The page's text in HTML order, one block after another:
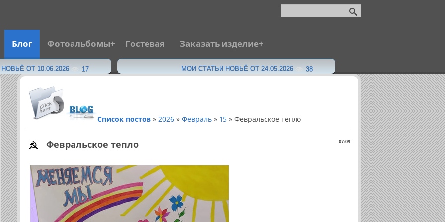
Блог Фотоальбомы Гостевая Заказать изделие
ОТ 10.06.2026 17 · МОИ СТАТЬИ НОВЬЁ ОТ 24.05.2026 38
Список постов» 2026 » Февраль » 15» Февральское тепло
07:09
Февральское тепло